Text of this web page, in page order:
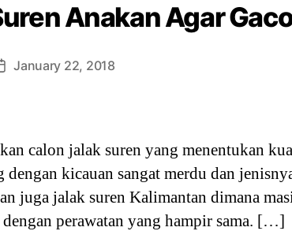
Anakan Agar
January 22, 2018
calon jalak suren yang menentukan
kicauan sangat merdu dan
juga jalak suren Kalimantan dimana
perawatan yang hampir sama. […]